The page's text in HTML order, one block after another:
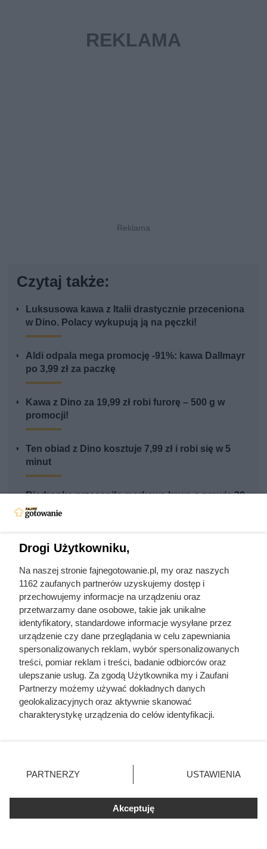
Czytaj także:
Luksusowa kawa z Italii drastycznie przeceniona
w Dino. Polacy wykupują ją na pęczki!
Aldi odpala mega promocję -91%: kawa Dallmayr
po 3,99 zł za paczkę
Kawa z Dino za 19,99 zł robi furorę – 500 g w
promocji!
Ten obiad z Dino kosztuje 7,99 zł i robi się w 5
minut
Biedronka przeceniła markową kawę o prawie 30
zł. Wielkie opakowanie kosztuje o wiele mniej
Rezerwują po 4 paczki w koszyku. Luksusowa
kawa w ALDI przeceniona o 91%
mocno przeceniona. Klienci
Drogi Użytkowniku,
Na naszej stronie fajnegotowanie.pl, my oraz naszych
1162 zaufanych partnerów uzyskujemy dostęp i
przechowujemy informacje na urządzeniu oraz
przetwarzamy dane osobowe, takie jak unikalne
identyfikatory, standardowe informacje wysyłane przez
urządzenie czy dane przeglądania w celu zapewniania
spersonalizowanych reklam, wybór spersonalizowanych
treści, pomiar reklam i treści, badanie odbiorców oraz
ulepszanie usług. Za zgodą Użytkownika my i Zaufani
Partnerzy możemy używać dokładnych danych
geolokalizacyjnych oraz aktywnie skanować
charakterystykę urządzenia do celów identyfikacji.
zmienić/wycofać klikając przycisk ustawień prywatności
znajdujący się w lewym dolnym rogu strony
rodzaje przetwarzania danych nie wymagają zgody
użytkownika, ale masz prawo sprzeciwić się takiemu
przetwarzaniu. Preferencje będą miały zastosowania tylko
PARTNERZY USTAWIENIA
Akceptuję